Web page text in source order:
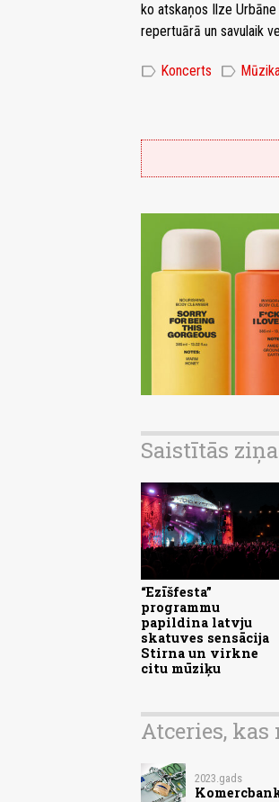
ko atskaņos Ilze
repertuārā un savulaik
label Koncerts label
Saistītās
“Ezīšfesta”
programmu
papildina latvju
skatuves sensācija
Stirna un virkne
citu mūziķu
Atceries, kas
2023.gads